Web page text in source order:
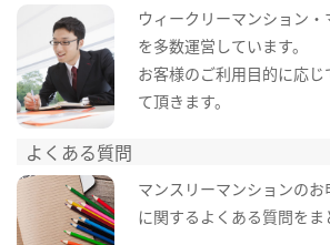
ウィークリーマンション
を多数運営しています。
お客様のご利用目的に応
て頂きます。
よくある質問
マンスリーマンションの
に関するよくある質問をま